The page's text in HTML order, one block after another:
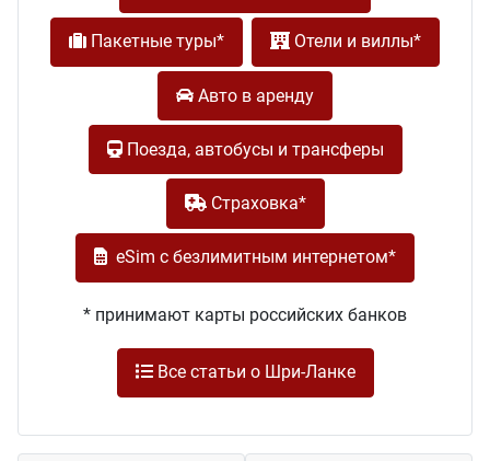
Пакетные туры* Отели и виллы*
Авто в аренду
Поезда, автобусы и трансферы
Cтраховка*
eSim с безлимитным интернетом*
* принимают карты российских банков
Все статьи о Шри-Ланке